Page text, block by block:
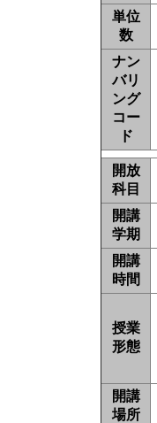
単位
数
ナン
バリ
ング
コー
ド
開放
科目
開講
学期
開講
時間
授業
形態
開講
場所